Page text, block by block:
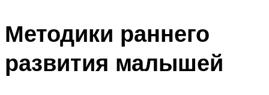
Методики раннего
развития малышей